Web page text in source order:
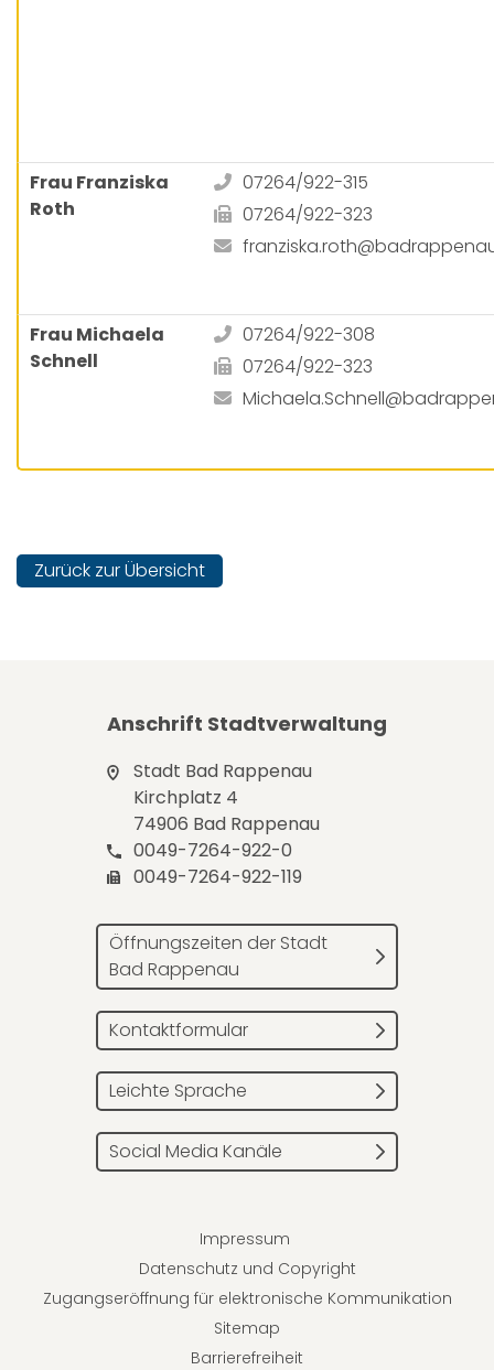
Frau Franziska
Roth
07264/922-315
07264/922-323
Frau Michaela
Schnell
07264/922-308
07264/922-323
Zurück zur Übersicht
Anschrift Stadtverwaltung
Stadt Bad Rappenau
Kirchplatz 4
74906 Bad Rappenau
0049-7264-922-0
0049-7264-922-119
Öffnungszeiten der Stadt
Bad Rappenau
Kontaktformular
Leichte Sprache
Social Media Kanäle
Impressum
Datenschutz und Copyright
Zugangseröffnung für elektronische Kommunikation
Sitemap
Barrierefreiheit